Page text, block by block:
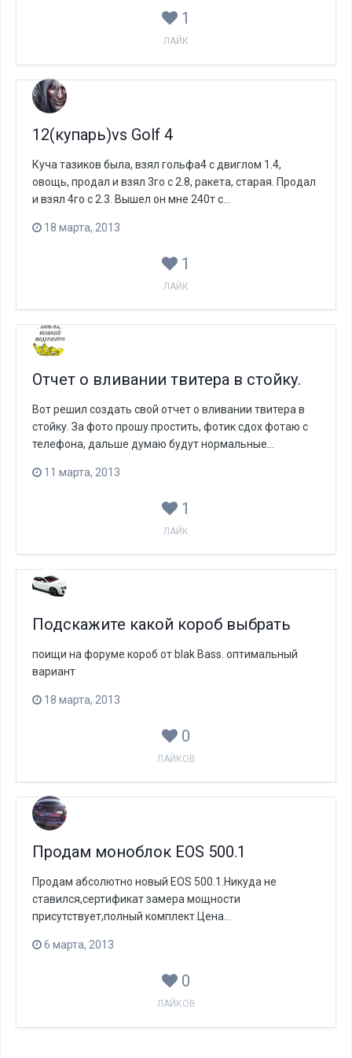
1
ЛАЙК
12(купарь)vs Golf 4
Куча тазиков была, взял гольфа4 с двиглом 1.4,
овощь, продал и взял 3го с 2.8, ракета, старая. Продал
и взял 4го с 2.3. Вышел он мне 240т с...
18 марта, 2013
1
ЛАЙК
Отчет о вливании твитера в стойку.
Вот решил создать свой отчет о вливании твитера в
стойку. За фото прошу простить, фотик сдох фотаю с
телефона, дальше думаю будут нормальные...
11 марта, 2013
1
ЛАЙК
Подскажите какой короб выбрать
поищи на форуме короб от blak Bass. оптимальный
вариант
18 марта, 2013
0
ЛАЙКОВ
Продам моноблок EOS 500.1
Продам абсолютно новый EOS 500.1.Никуда не
ставился,сертификат замера мощности
присутствует,полный комплект.Цена...
6 марта, 2013
0
ЛАЙКОВ